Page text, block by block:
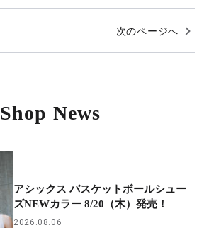
次のページへ
Shop News
アシックス バスケットボールシュー
ズNEWカラー 8/20（木）発売！
2026.08.06